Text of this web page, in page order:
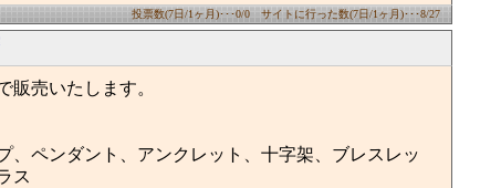
投票数(7日/1ヶ月)･･･0/0 サイトに行った数(7日/1ヶ月)･･･8/27
販売いたします。
、ペンダント、アンクレット、十字架、ブレスレッ
ス